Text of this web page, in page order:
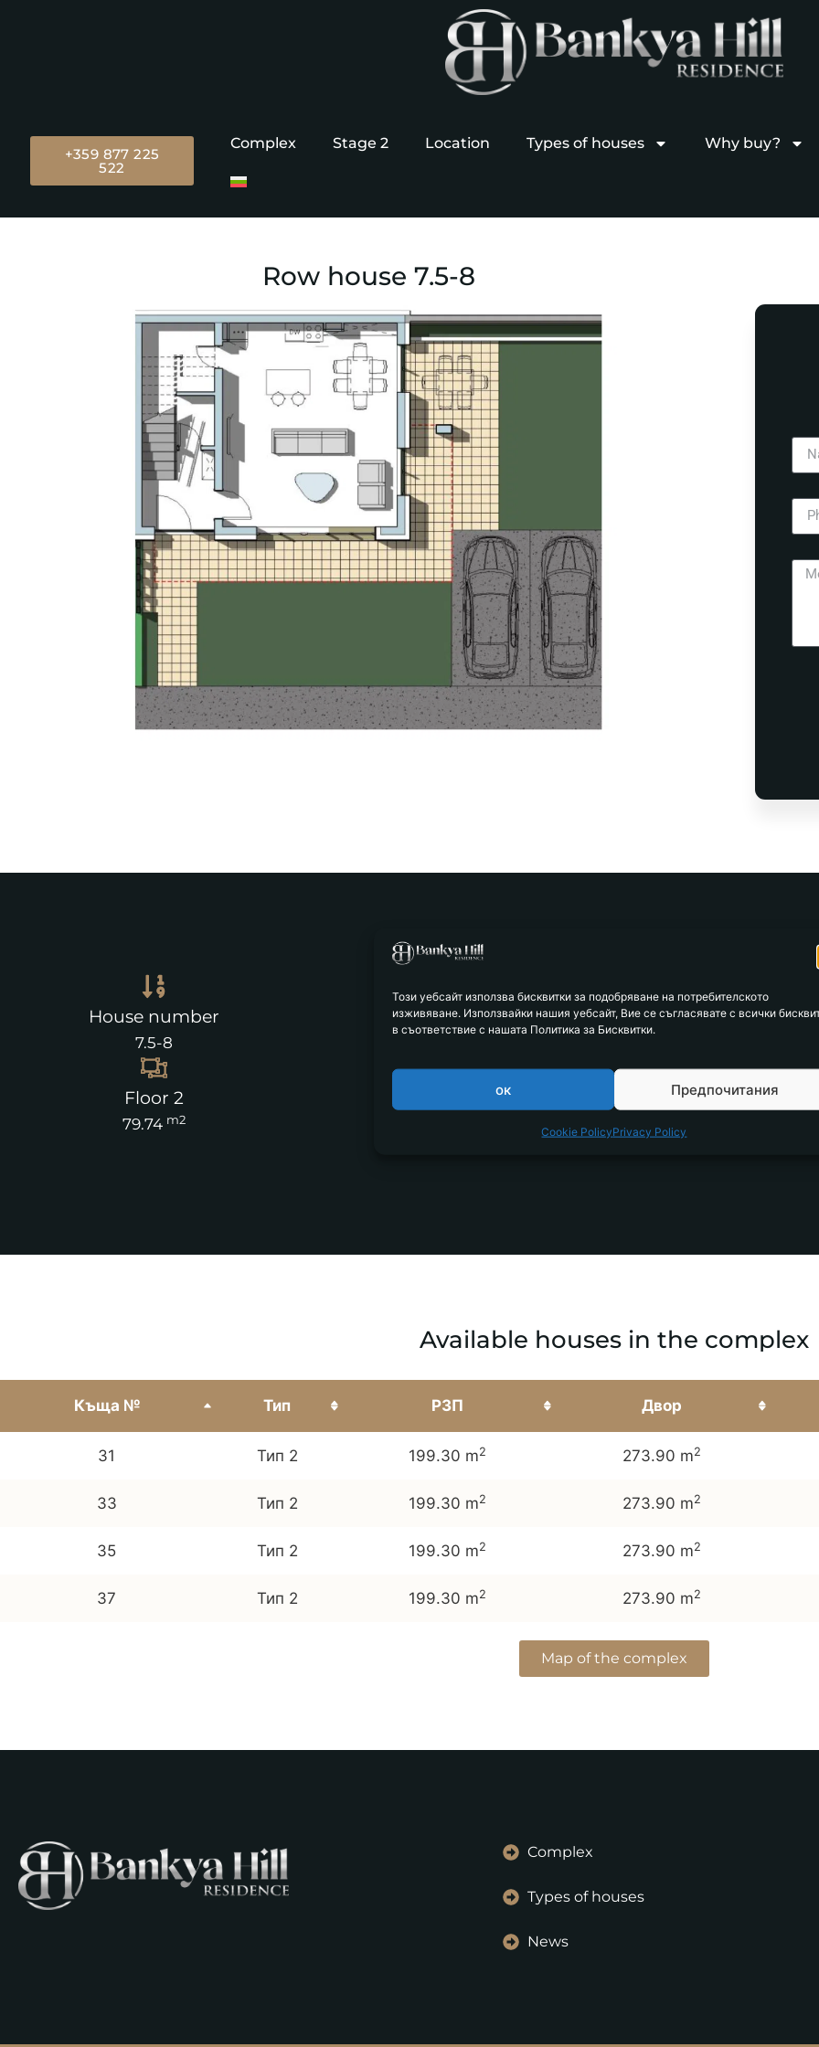
Този уебсайт използва бисквитки за подобряване на потребителското
изживяване. Използвайки нашия уебсайт, Вие се съгласявате с всички
в съответствие с нашата Политика за Бисквитки.
ок Предпочитания
Cookie PolicyPrivacy Policy
+359 877 225
522
Complex Stage 2 Location Types of houses Why buy?
Row house 7.5-8
House number
7.5-8
Floor 2
79.74 m2
Type
Courtyard
Total floor
Parking
Available houses in the complex
Къща № Тип РЗП Двор
31 Тип 2 199.30 m2 273.90 m2
33 Тип 2 199.30 m2 273.90 m2
35 Тип 2 199.30 m2 273.90 m2
37 Тип 2 199.30 m2 273.90 m2
Map of the complex
Complex
Types of houses
News